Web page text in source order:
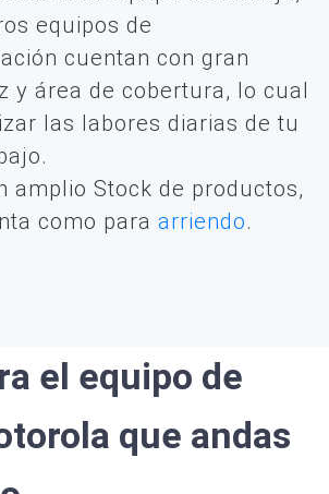
equipos de
cuentan con gran
y área de cobertura, lo cual
las labores diarias de tu
amplio Stock de productos,
como para arriendo.
el equipo de
que andas